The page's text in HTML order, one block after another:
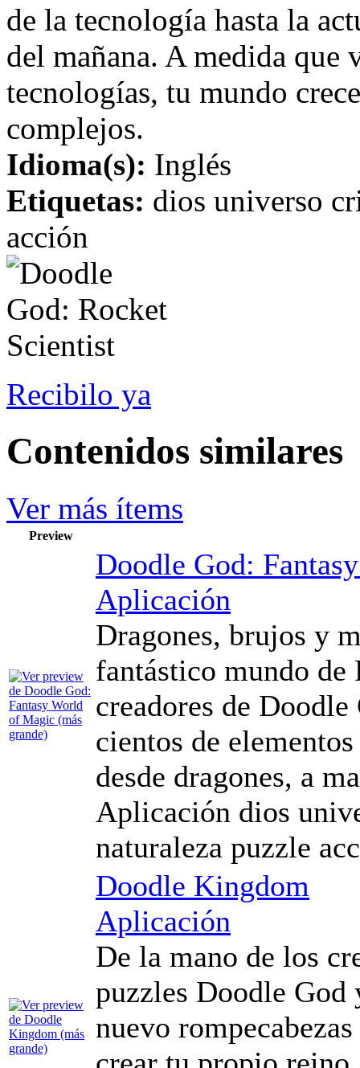
de la tecnología hasta la
del mañana. A medida que
tecnologías, tu mundo
complejos.
Idioma(s): Inglés
Etiquetas: dios universo
acción
Recibilo ya
Contenidos similares
Ver más ítems
Preview
Doodle God:
Aplicación
Dragones, brujos y
fantástico mundo de
creadores de
cientos de
desde dragones, a
Aplicación dios
naturaleza puzzle
Doodle Kingdom
Aplicación
De la mano de los
puzzles Doodle
nuevo